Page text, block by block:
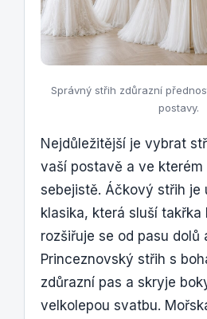
Správný střih zdůrazní
postavy.
Nejdůležitější je vybrat
vaší postavě a ve kterém
sebejistě. Áčkový střih je
klasika, která sluší
rozšiřuje se od pasu dolů
Princeznovský střih s
zdůrazní pas a skryje
velkolepou svatbu.